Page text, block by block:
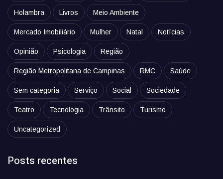
Holambra Livros Meio Ambiente
Mercado Imobiliário Mulher Natal Notícias
Opinião Psicologia Região
Região Metropolitana de Campinas RMC Saúde
Sem categoria Serviço Social Sociedade
Teatro Tecnologia Trânsito Turismo
Uncategorized
Posts recentes